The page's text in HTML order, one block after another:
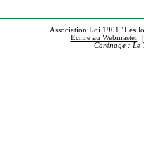
Association Loi 1901 "Les
Ecrire au Webmaster
Carénage : Le